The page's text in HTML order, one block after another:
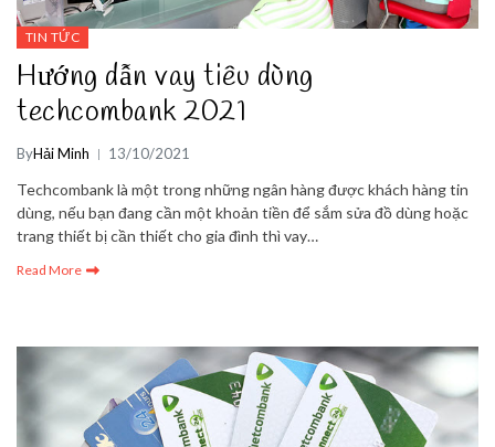
TIN TỨC
Hướng dẫn vay tiêu dùng
techcombank 2021
ByHải Minh 13/10/2021
Techcombank là một trong những ngân hàng được khách hàng tin
dùng, nếu bạn đang cần một khoản tiền để sắm sửa đồ dùng hoặc
trang thiết bị cần thiết cho gia đình thì vay…
Read More